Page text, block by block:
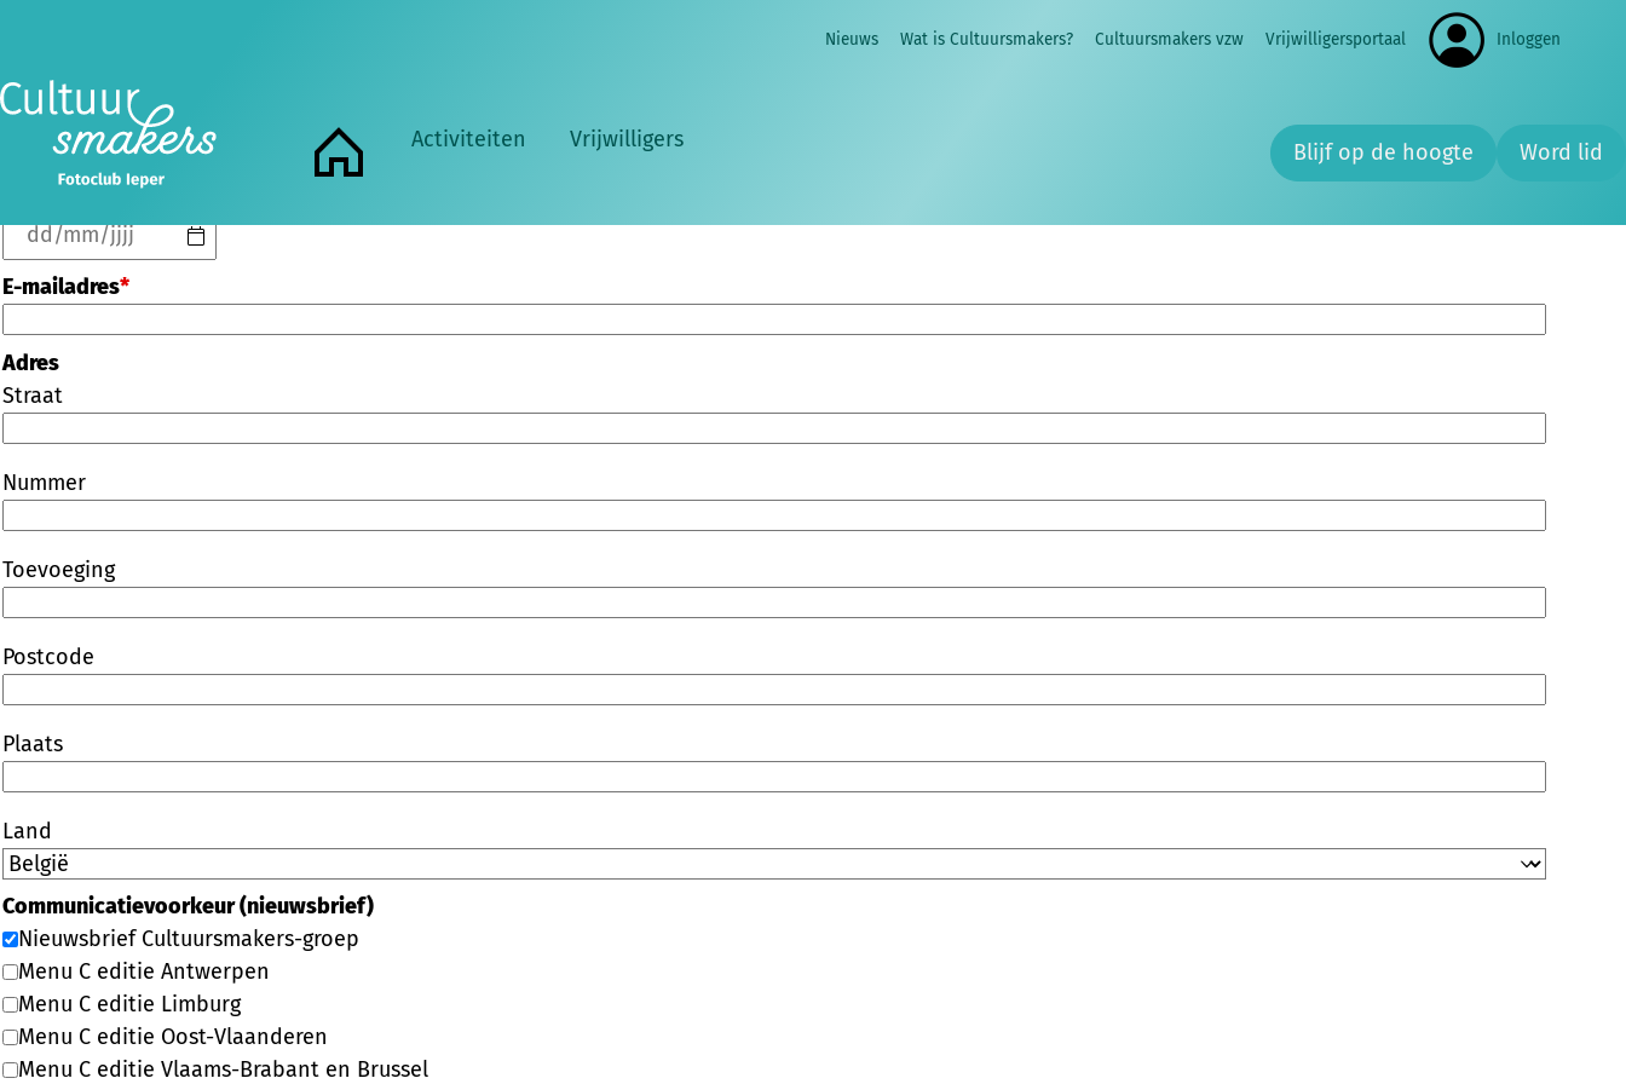
Home
Activiteiten Vrijwilligers Blijf op de hoogte Word lid
Nieuws Wat is Cultuursmakers? Cultuursmakers vzw Vrijwilligersportaal Inloggen
Naam*
Geboortedatum
E-mailadres*
Adres
Straat
Nummer
Toevoeging
Postcode
Plaats
Land
Communicatievoorkeur (nieuwsbrief)
Nieuwsbrief Cultuursmakers-groep
Menu C editie Antwerpen
Menu C editie Limburg
Menu C editie Oost-Vlaanderen
Menu C editie Vlaams-Brabant en Brussel